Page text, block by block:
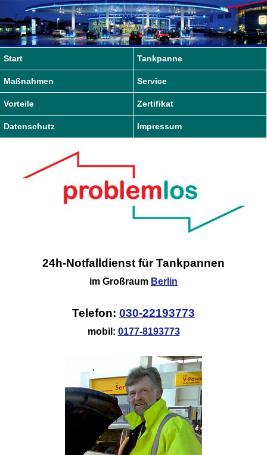
Start Tankpanne
Maßnahmen Service
Vorteile Zertifikat
Datenschutz Impressum
24h-Notfalldienst für Tankpannen
im Großraum Berlin
Telefon: 030-22193773
mobil: 0177-8193773